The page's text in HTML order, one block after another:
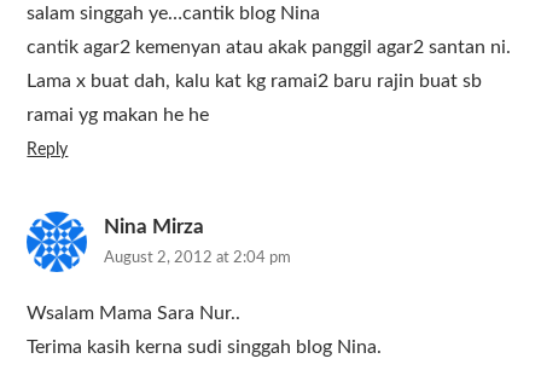
salam singgah ye…cantik blog Nina
cantik agar2 kemenyan atau akak panggil agar2 santan ni.
Lama x buat dah, kalu kat kg ramai2 baru rajin buat sb
ramai yg makan he he
Reply
Nina Mirza
August 2, 2012 at 2:04 pm
Wsalam Mama Sara Nur..
Terima kasih kerna sudi singgah blog Nina.